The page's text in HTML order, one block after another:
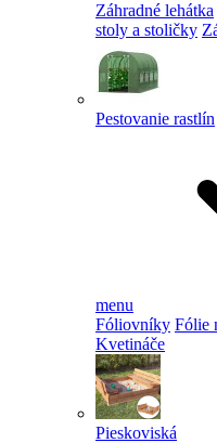
Záhradné lehátka
stoly a stoličky
Pestovanie rastlín
menu
Fóliovníky Fólie
Kvetináče
Pieskoviská